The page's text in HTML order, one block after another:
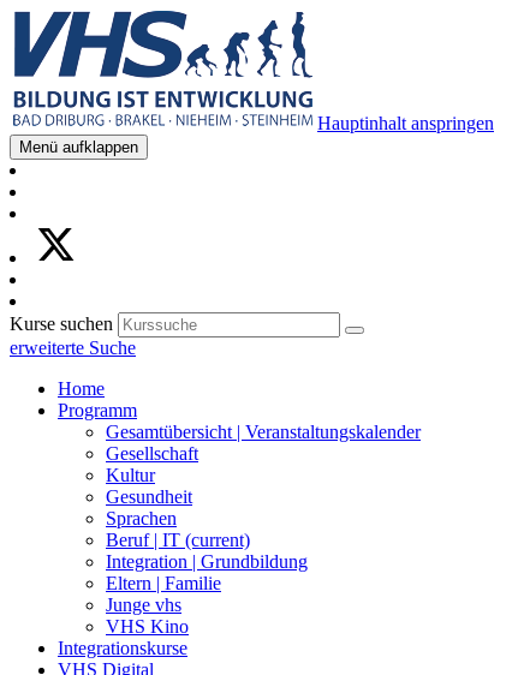
Hauptinhalt anspringen
Menü aufklappen
Kurse suchen
erweiterte Suche
Home
Programm
Gesamtübersicht | Veranstaltungskalender
Gesellschaft
Kultur
Gesundheit
Sprachen
Beruf | IT (current)
Integration | Grundbildung
Eltern | Familie
Junge vhs
VHS Kino
Integrationskurse
VHS Digital